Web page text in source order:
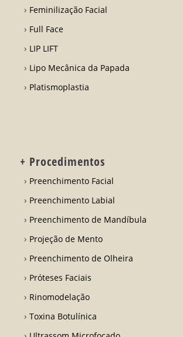
Feminilização Facial
Full Face
LIP LIFT
Lipo Mecânica da Papada
Platismoplastia
+ Procedimentos
Preenchimento Facial
Preenchimento Labial
Preenchimento de Mandíbula
Projeção de Mento
Preenchimento de Olheira
Próteses Faciais
Rinomodelação
Toxina Botulínica